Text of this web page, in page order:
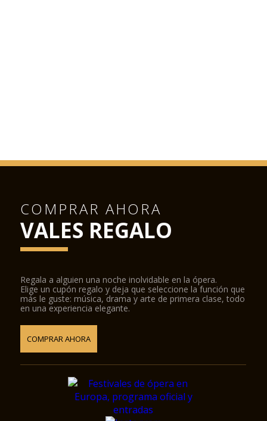
COMPRAR AHORA
VALES REGALO
Regala a alguien una noche inolvidable en la ópera.
Elige un cupón regalo y deja que seleccione la función que
más le guste: música, drama y arte de primera clase, todo
en una experiencia elegante.
COMPRAR AHORA